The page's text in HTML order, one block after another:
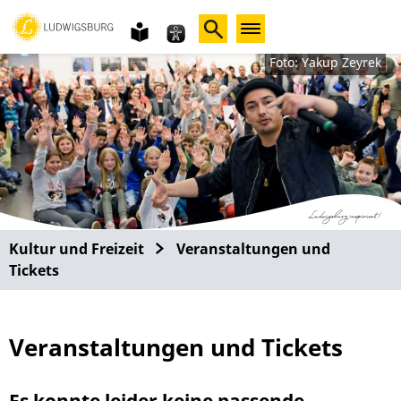
Gebärdensprache
leichte
Sprache Foto: Yakup Zeyrek
Kultur und Freizeit
Veranstaltungen und
Tickets
Veranstaltungen und Tickets